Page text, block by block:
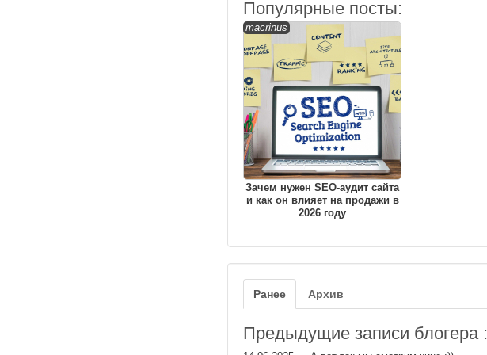
Популярные посты:
macrinus
Зачем нужен SEO-аудит сайта
и как он влияет на продажи в
2026 году
Ранее Архив
Предыдущие записи блогера :